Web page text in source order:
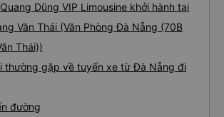
Dũng VIP Limousine khởi hành tại
Văn Thái (Văn Phòng Đà Nẵng (70B
Thái))
thường gặp về tuyến xe từ Đà Nẵng đi
đường